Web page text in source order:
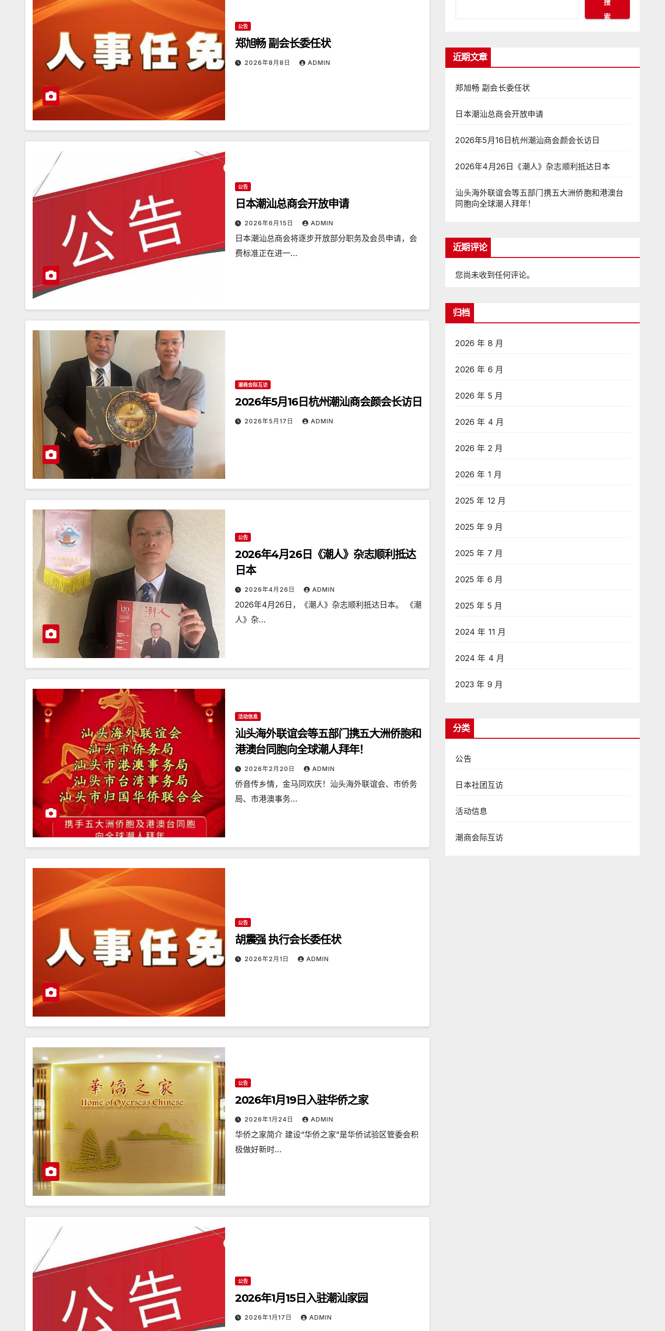
公告
郑旭畅 副会长委任状
2026年8月8日 ADMIN
公告
日本潮汕总商会开放申请
2026年6月15日 ADMIN
日本潮汕总商会将逐步开放部分职务及会员申请，会
费标准正在进一…
潮商会际互访
2026年5月16日杭州潮汕商会颜会长访日
2026年5月17日 ADMIN
公告
2026年4月26日《潮人》杂志顺利抵达
日本
2026年4月26日 ADMIN
2026年4月26日，《潮人》杂志顺利抵达日本。 《潮
人》杂…
活动信息
汕头海外联谊会等五部门携五大洲侨胞和
港澳台同胞向全球潮人拜年！
2026年2月20日 ADMIN
侨音传乡情，金马同欢庆！汕头海外联谊会、市侨务
局、市港澳事务…
公告
胡震强 执行会长委任状
2026年2月1日 ADMIN
公告
2026年1月19日入驻华侨之家
2026年1月24日 ADMIN
华侨之家简介 建设“华侨之家”是华侨试验区管委会积
极做好新时…
公告
2026年1月15日入驻潮汕家园
2026年1月17日 ADMIN
搜
索
近期文章
郑旭畅 副会长委任状
日本潮汕总商会开放申请
2026年5月16日杭州潮汕商会颜会长访日
2026年4月26日《潮人》杂志顺利抵达日本
汕头海外联谊会等五部门携五大洲侨胞和港澳台
同胞向全球潮人拜年！
近期评论
您尚未收到任何评论。
归档
2026 年 8 月
2026 年 6 月
2026 年 5 月
2026 年 4 月
2026 年 2 月
2026 年 1 月
2025 年 12 月
2025 年 9 月
2025 年 7 月
2025 年 6 月
2025 年 5 月
2024 年 11 月
2024 年 4 月
2023 年 9 月
分类
公告
日本社团互访
活动信息
潮商会际互访